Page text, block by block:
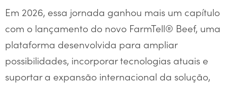
Em 2026, essa jornada ganhou mais um capítulo
com o lançamento do novo FarmTell® Beef, uma
plataforma desenvolvida para ampliar
possibilidades, incorporar tecnologias atuais e
suportar a expansão internacional da solução,